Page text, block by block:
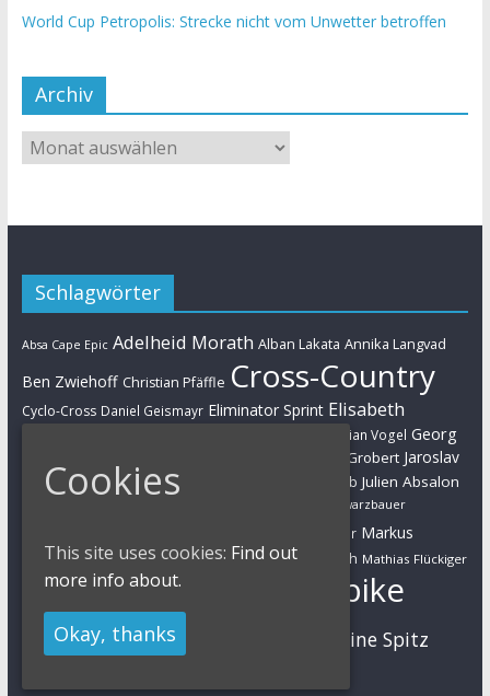
World Cup Petropolis: Strecke nicht vom Unwetter betroffen
Archiv
Schlagwörter
Absa Cape Epic Adelheid Morath Alban Lakata Annika Langvad
Ben Zwiehoff Christian Pfäffle Cross-Country
Cyclo-Cross Daniel Geismayr Eliminator Sprint Elisabeth
Florian Vogel Georg
Helen Grobert Jaroslav
Kulhavy Jochen Käß Jolanda Neff Julian Schelb Julien Absalon
Luca Schwarzbauer
Markus Bauer Markus
Kaufmann Markus Schulte-Lünzum Martin Gluth Mathias Flückiger
Mountainbike
MTB Nadine Rieder Sabine Spitz
Cookies
This site uses cookies: Find out
more info about.
Okay, thanks